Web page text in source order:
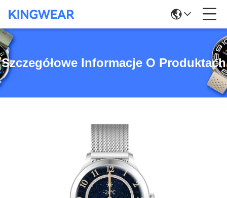
Szczegółowe Informacje O Produktach